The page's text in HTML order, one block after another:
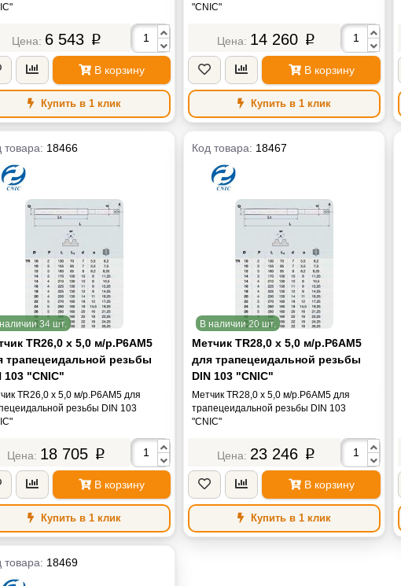
6 543 p
В корзину
Купить в 1 клик
"CNIC"
14 260 p
В корзину
Купить в 1 клик
товара: 18466
34 шт.
TR26,0 х 5,0 м/р.Р6АМ5
трапецеидальной резьбы
103 "CNIC"
TR26,0 х 5,0 м/р.Р6АМ5 для
резьбы DIN 103
18 705 p
В корзину
Купить в 1 клик
Код товара: 18467
В наличии 20 шт.
Метчик TR28,0 х 5,0 м/р.Р6АМ5
для трапецеидальной резьбы
DIN 103 "CNIC"
Метчик TR28,0 х 5,0 м/р.Р6АМ5 для
трапецеидальной резьбы DIN 103
"CNIC"
23 246 p
В корзину
Купить в 1 клик
товара: 18469